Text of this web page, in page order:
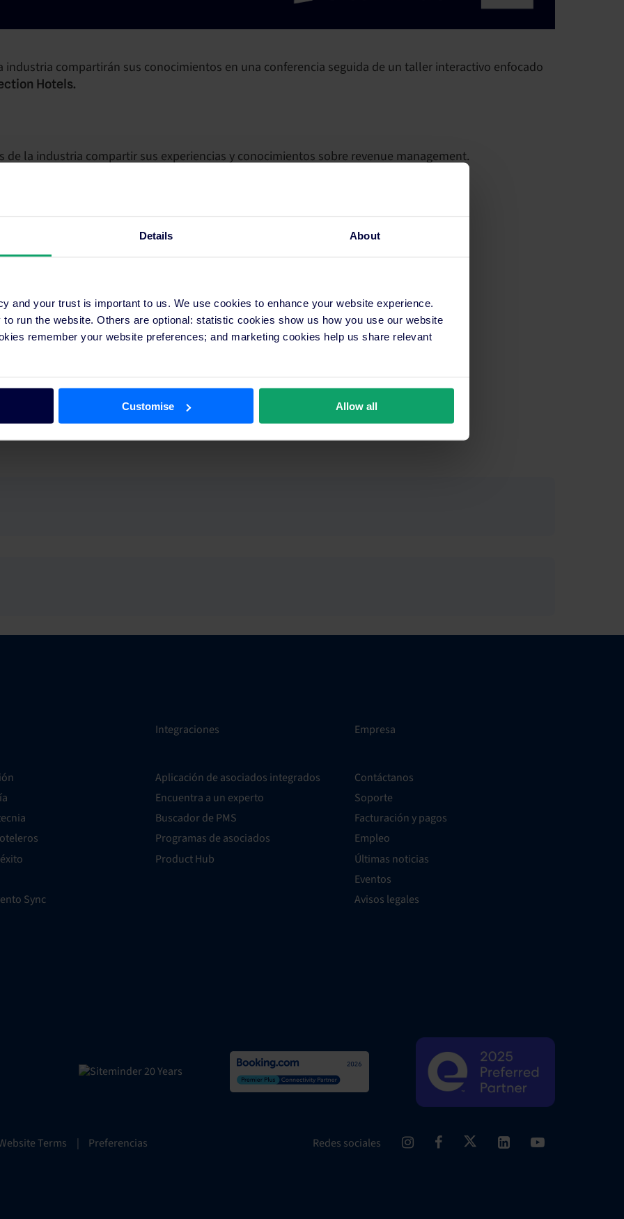
Details About
and your trust is important to us. We use cookies to enhance your website experience.
run the website. Others are optional: statistic cookies show us how you use our website
remember your website preferences; and marketing cookies help us share relevant
Customise Allow all
compartirán sus conocimientos en una conferencia seguida de un taller interactivo enfocado
Hotels.
de la industria compartir sus experiencias y conocimientos sobre revenue management.
estrategias aplicables para maximizar tus ingresos.
sin costo.
Col)
la grabación después del webinar.
Sync
Integraciones
Aplicación de asociados integrados
Encuentra a un experto
Buscador de PMS
Programas de asociados
Product Hub
Empresa
Contáctanos
Soporte
Facturación y pagos
Empleo
Últimas noticias
Eventos
Avisos legales
Terms | Preferencias Redes sociales